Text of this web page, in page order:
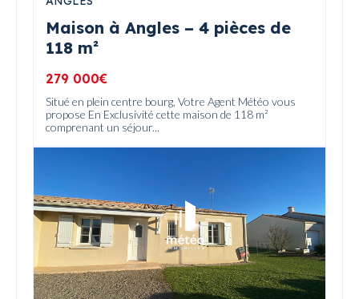
Maison à Angles – 4 pièces de
118 m²
279 000€
Situé en plein centre bourg, Votre Agent Météo vous
propose En Exclusivité cette maison de 118 m²
comprenant un séjour...